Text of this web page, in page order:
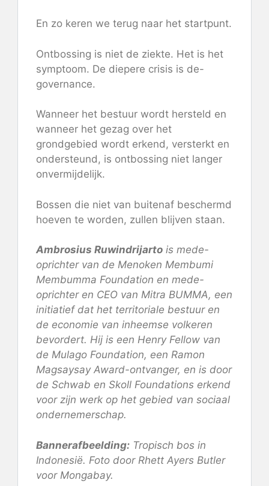
En zo keren we terug naar het startpunt.
Ontbossing is niet de ziekte. Het is het
symptoom. De diepere crisis is de-
governance.
Wanneer het bestuur wordt hersteld en
wanneer het gezag over het
grondgebied wordt erkend, versterkt en
ondersteund, is ontbossing niet langer
onvermijdelijk.
Bossen die niet van buitenaf beschermd
hoeven te worden, zullen blijven staan.
Ambrosius Ruwindrijarto is mede-
oprichter van de Menoken Membumi
Membumma Foundation en mede-
oprichter en CEO van Mitra BUMMA, een
initiatief dat het territoriale bestuur en
de economie van inheemse volkeren
bevordert. Hij is een Henry Fellow van
de Mulago Foundation, een Ramon
Magsaysay Award-ontvanger, en is door
de Schwab en Skoll Foundations erkend
voor zijn werk op het gebied van sociaal
ondernemerschap.
Bannerafbeelding: Tropisch bos in
Indonesië. Foto door Rhett Ayers Butler
voor Mongabay.